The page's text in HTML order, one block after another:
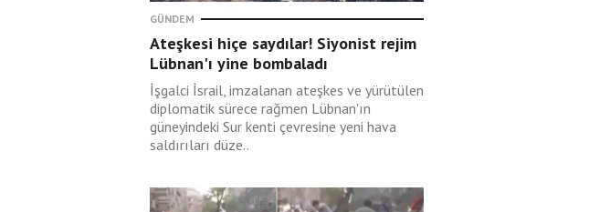
GÜNDEM
Ateşkesi hiçe saydılar! Siyonist rejim
Lübnan'ı yine bombaladı
İşgalci İsrail, imzalanan ateşkes ve yürütülen
diplomatik sürece rağmen Lübnan'ın
güneyindeki Sur kenti çevresine yeni hava
saldırıları düze..